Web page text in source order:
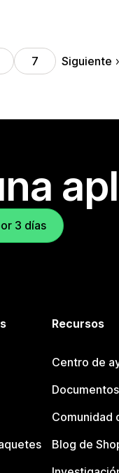
7 Siguiente
3 días
Recursos
Centro de
Comunidad
Blog de